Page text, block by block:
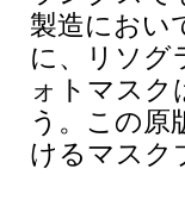
製造におい
に、リソグ
ォトマスク
う。この原
けるマスク